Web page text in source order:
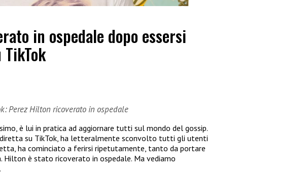
in ospedale dopo essersi
Perez Hilton ricoverato in ospedale
è lui in pratica ad aggiornare tutti sul mondo del gossip.
su TikTok, ha letteralmente sconvolto tutti gli utenti
ha cominciato a ferirsi ripetutamente, tanto da portare
è stato ricoverato in ospedale. Ma vediamo